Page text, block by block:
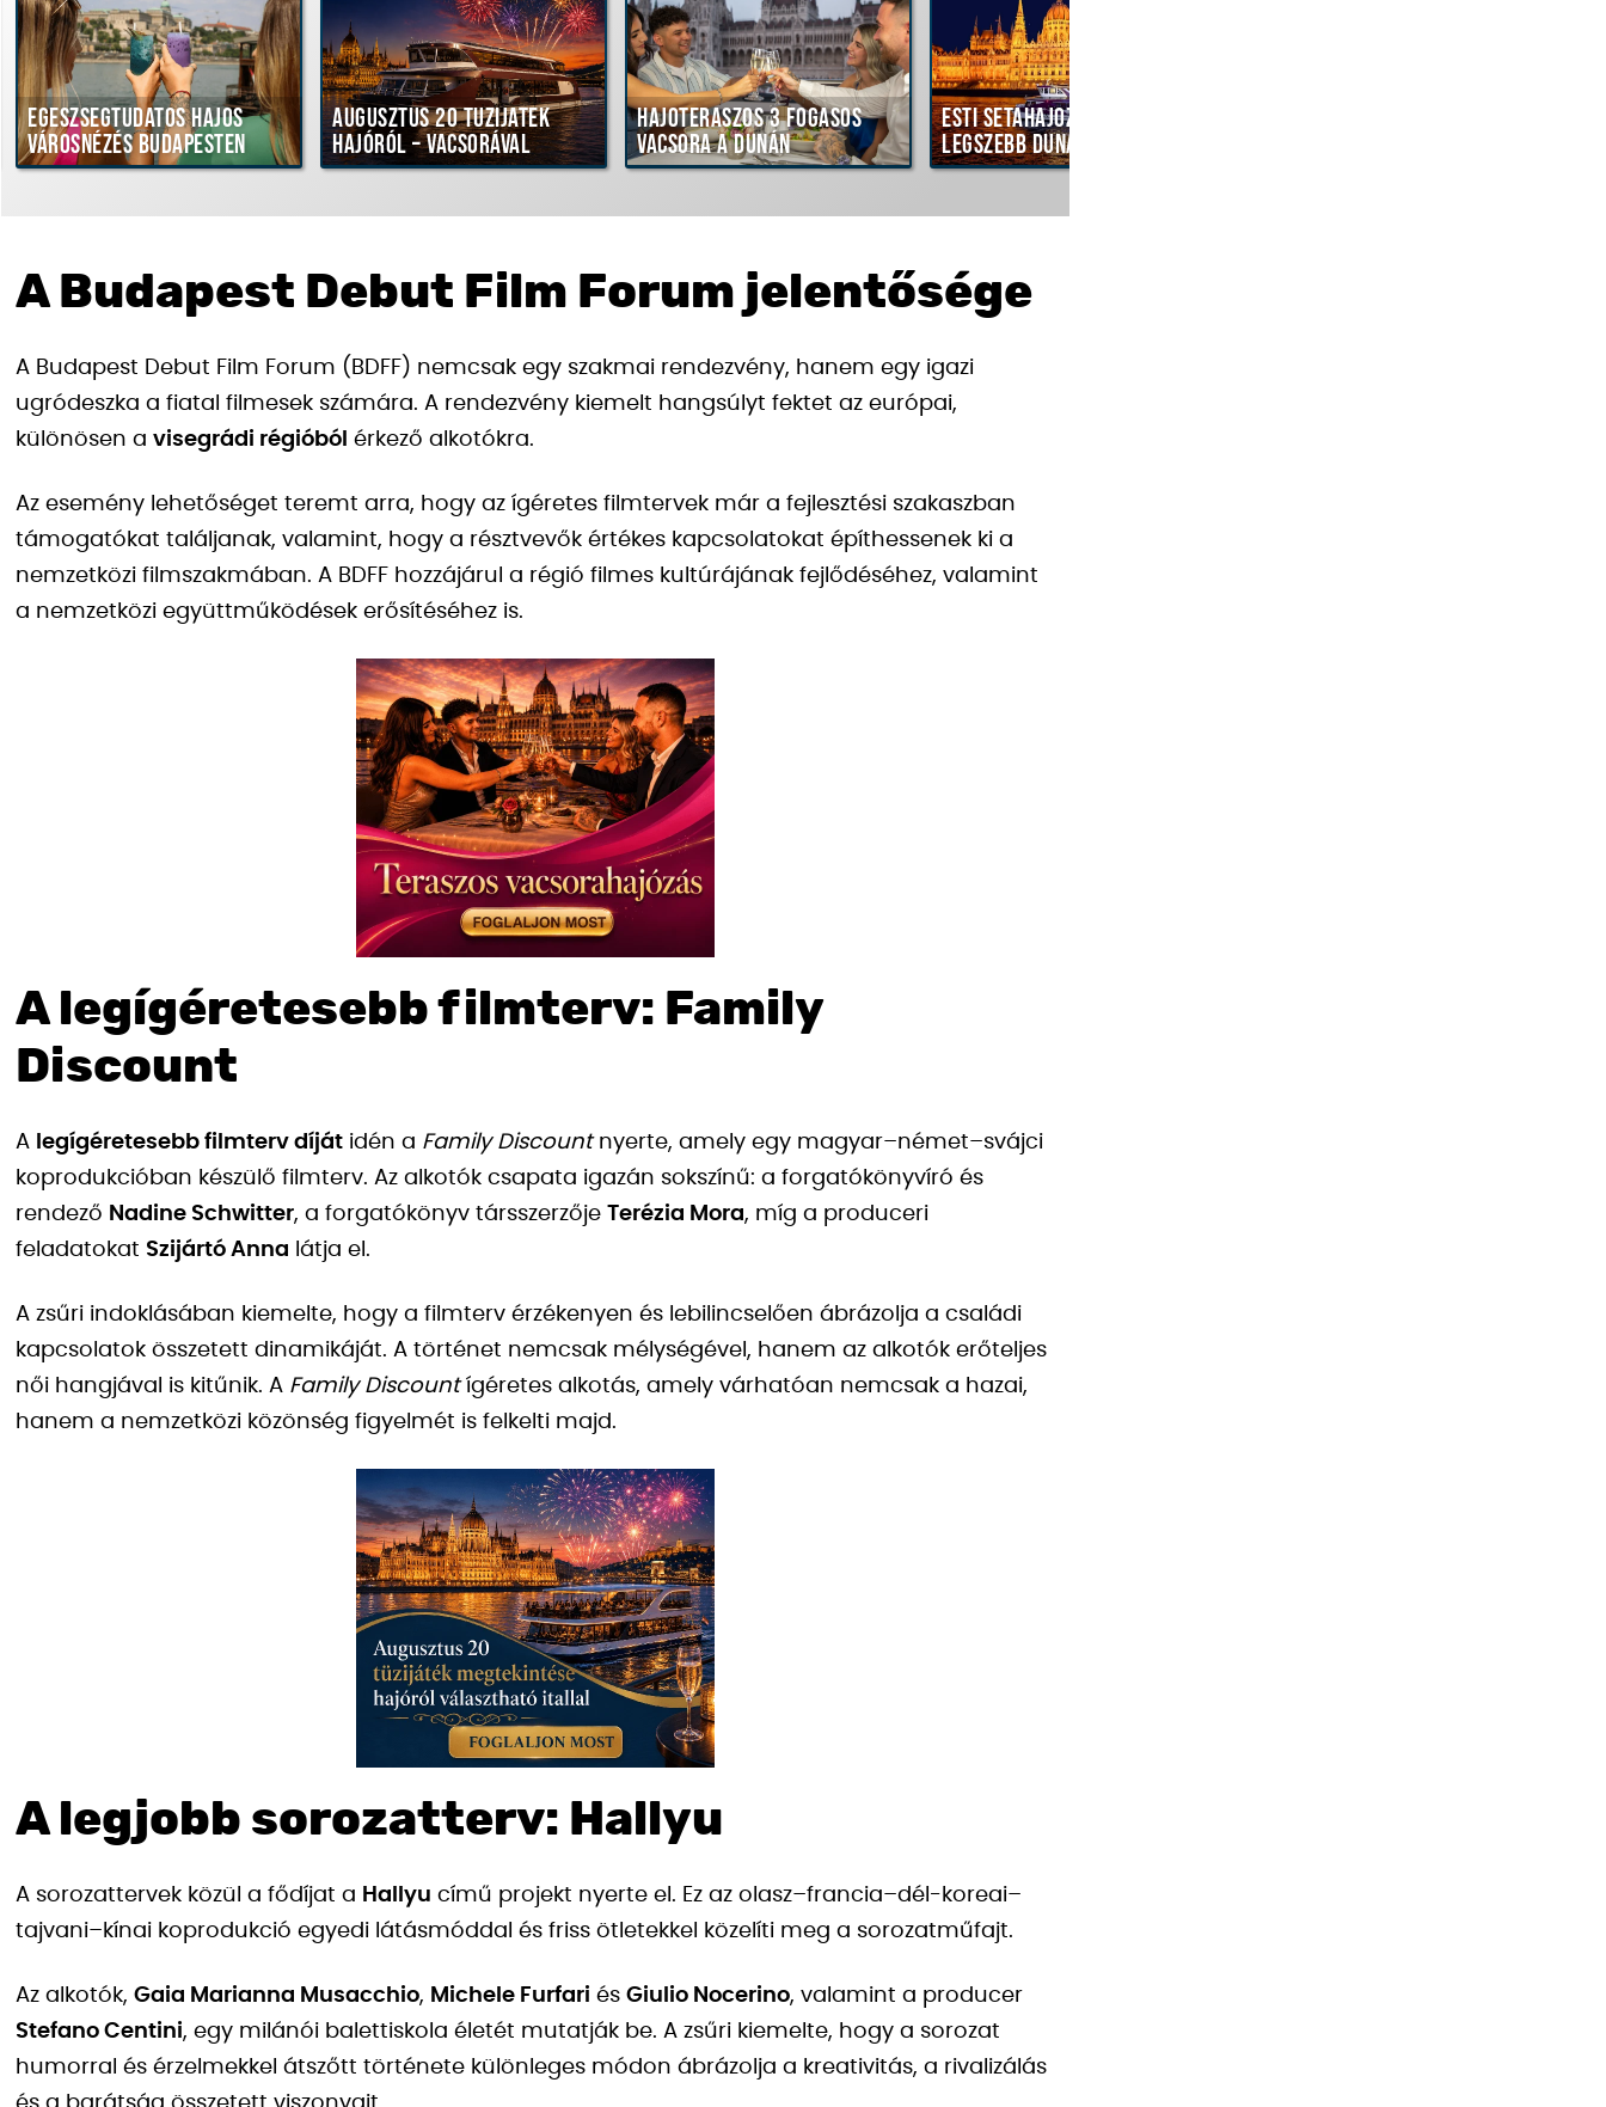
Egészségtudatos hajós
városnézés Budapesten
Augusztus 20 tűzijáték
hajóról – vacsorával
Hajóteraszos 3 fogásos
vacsora a Dunán
Esti sétahajózás Budapest
legszebb dunai szakaszán
A Budapest Debut Film Forum jelentősége
A Budapest Debut Film Forum (BDFF) nemcsak egy szakmai rendezvény, hanem egy igazi
ugródeszka a fiatal filmesek számára. A rendezvény kiemelt hangsúlyt fektet az európai,
különösen a visegrádi régióból érkező alkotókra.
Az esemény lehetőséget teremt arra, hogy az ígéretes filmtervek már a fejlesztési szakaszban
támogatókat találjanak, valamint, hogy a résztvevők értékes kapcsolatokat építhessenek ki a
nemzetközi filmszakmában. A BDFF hozzájárul a régió filmes kultúrájának fejlődéséhez, valamint
a nemzetközi együttműködések erősítéséhez is.
A legígéretesebb filmterv: Family
Discount
A legígéretesebb filmterv díját idén a Family Discountnyerte, amely egy magyar–német–svájci
koprodukcióban készülő filmterv. Az alkotók csapata igazán sokszínű: a forgatókönyvíró és
rendező Nadine Schwitter, a forgatókönyv társszerzője Terézia Mora, míg a produceri
feladatokat Szijártó Anna látja el.
A zsűri indoklásában kiemelte, hogy a filmterv érzékenyen és lebilincselően ábrázolja a családi
kapcsolatok összetett dinamikáját. A történet nemcsak mélységével, hanem az alkotók erőteljes
női hangjával is kitűnik. A Family Discountígéretes alkotás, amely várhatóan nemcsak a hazai,
hanem a nemzetközi közönség figyelmét is felkelti majd.
A legjobb sorozatterv: Hallyu
A sorozattervek közül a fődíjat a Hallyu című projekt nyerte el. Ez az olasz–francia–dél-koreai–
tajvani–kínai koprodukció egyedi látásmóddal és friss ötletekkel közelíti meg a sorozatműfajt.
Az alkotók, Gaia Marianna Musacchio, Michele Furfari és Giulio Nocerino, valamint a producer
Stefano Centini, egy milánói balettiskola életét mutatják be. A zsűri kiemelte, hogy a sorozat
humorral és érzelmekkel átszőtt története különleges módon ábrázolja a kreativitás, a rivalizálás